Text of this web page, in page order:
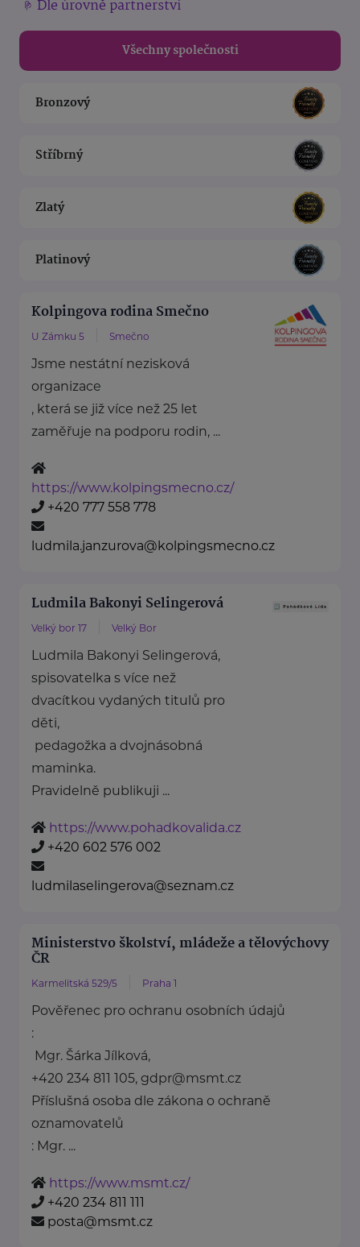
Dle úrovně partnerství
Všechny společnosti
Bronzový
Stříbrný
Zlatý
Platinový
Kolpingova rodina Smečno
U Zámku 5 Smečno
Jsme nestátní nezisková
organizace
, která se již více než 25 let
zaměřuje na podporu rodin, ...
https://www.kolpingsmecno.cz/
+420 777 558 778
ludmila.janzurova@kolpingsmecno.cz
Ludmila Bakonyi Selingerová
Velký bor 17 Velký Bor
Ludmila Bakonyi Selingerová,
spisovatelka s více než
dvacítkou vydaných titulů pro
děti,
pedagožka a dvojnásobná
maminka.
Pravidelně publikuji ...
https://www.pohadkovalida.cz
+420 602 576 002
ludmilaselingerova@seznam.cz
Ministerstvo školství, mládeže a tělovýchovy
ČR
Karmelitská 529/5 Praha 1
Pověřenec pro ochranu osobních údajů
:
Mgr. Šárka Jílková,
+420 234 811 105, gdpr@msmt.cz
Příslušná osoba dle zákona o ochraně
oznamovatelů
: Mgr. ...
https://www.msmt.cz/
+420 234 811 111
posta@msmt.cz